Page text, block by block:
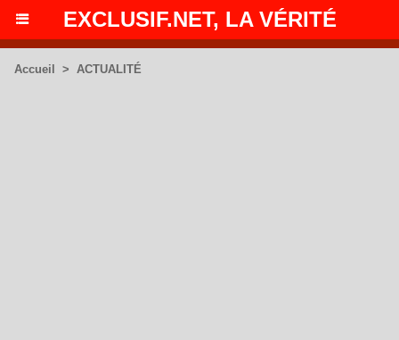
EXCLUSIF.NET, LA VÉRITÉ
Accueil > ACTUALITÉ